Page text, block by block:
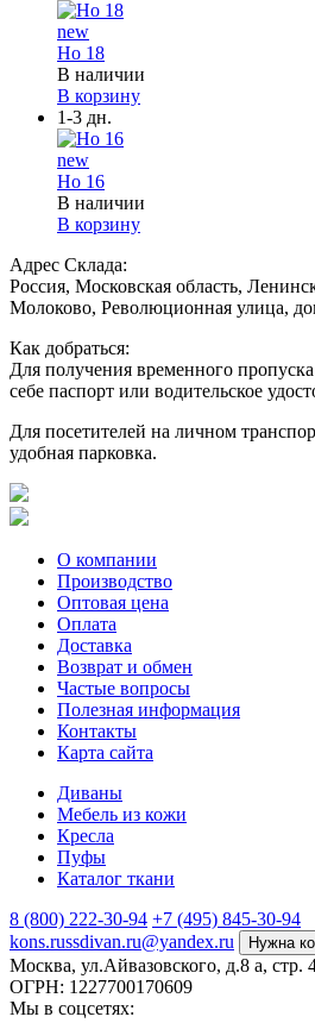
new
Но 18
В наличии
В корзину
1-3 дн.
new
Но 16
В наличии
В корзину
Адрес Склада:
Россия, Московская область,
Молоково, Революционная улица,
Как добраться:
Для получения временного
себе паспорт или водительское
Для посетителей на личном
удобная парковка.
О компании
Производство
Оптовая цена
Оплата
Доставка
Возврат и обмен
Частые вопросы
Полезная информация
Контакты
Карта сайта
Диваны
Мебель из кожи
Кресла
Пуфы
Каталог ткани
8 (800) 222-30-94 +7 (495) 845-30-94
kons.russdivan.ru@yandex.ru
Нужна
Москва, ул.Айвазовского, д.8 а, стр.
ОГРН: 1227700170609
Мы в соцсетях: